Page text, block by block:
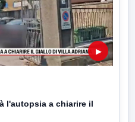
▶
l'autopsia a chiarire il